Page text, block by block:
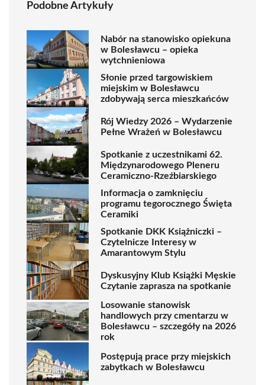
Podobne Artykuły
Nabór na stanowisko opiekuna
w Bolesławcu – opieka
wytchnieniowa
Słonie przed targowiskiem
miejskim w Bolesławcu
zdobywają serca mieszkańców
Rój Wiedzy 2026 – Wydarzenie
Pełne Wrażeń w Bolesławcu
Spotkanie z uczestnikami 62.
Międzynarodowego Pleneru
Ceramiczno-Rzeźbiarskiego
Informacja o zamknięciu
programu tegorocznego Święta
Ceramiki
Spotkanie DKK Książniczki –
Czytelnicze Interesy w
Amarantowym Stylu
Dyskusyjny Klub Książki Męskie
Czytanie zaprasza na spotkanie
Losowanie stanowisk
handlowych przy cmentarzu w
Bolesławcu – szczegóły na 2026
rok
Postępują prace przy miejskich
zabytkach w Bolesławcu